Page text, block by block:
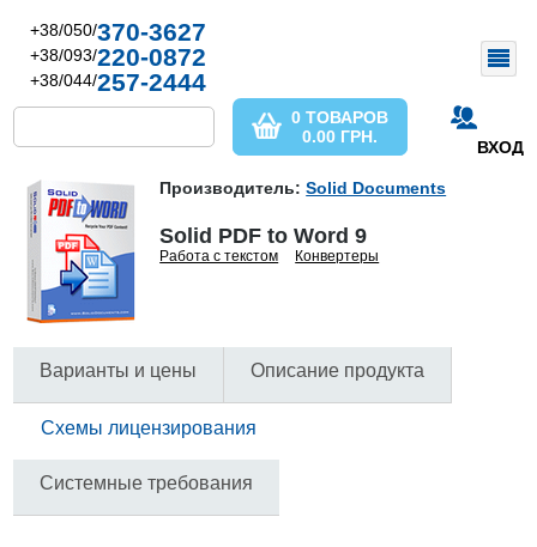
+38/050/370-3627
+38/093/220-0872
+38/044/257-2444
ВХОД
0 ТОВАРОВ
0.00 ГРН.
Производитель:Solid Documents
Solid PDF to Word 9
Работа с текстом Конвертеры
Варианты и цены Описание продукта
Схемы лицензирования
Системные требования